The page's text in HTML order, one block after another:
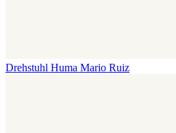
Drehstuhl Huma Mario Ruiz